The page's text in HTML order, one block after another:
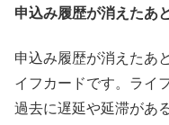
申込み履歴が消えたあ
申込み履歴が消えたあ
イフカードです。ライ
過去に遅延や延滞があ